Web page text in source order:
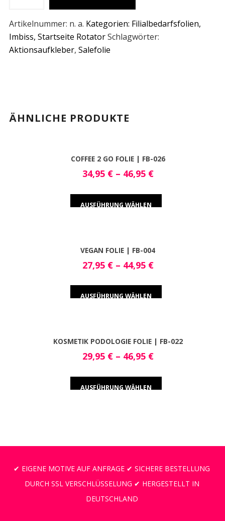
Artikelnummer: n. a. Kategorien: Filialbedarfsfolien,
Imbiss, Startseite RotatorSchlagwörter:
Aktionsaufkleber, Salefolie
ÄHNLICHE PRODUKTE
COFFEE 2 GO FOLIE | FB-026
34,95 €– 46,95 €
AUSFÜHRUNG WÄHLEN
VEGAN FOLIE | FB-004
27,95 €– 44,95 €
AUSFÜHRUNG WÄHLEN
KOSMETIK PODOLOGIE FOLIE | FB-022
29,95 €– 46,95 €
AUSFÜHRUNG WÄHLEN
✔ EIGENE MOTIVE AUF ANFRAGE ✔ SICHERE BESTELLUNG
DURCH SSL VERSCHLÜSSELUNG ✔ HERGESTELLT IN
DEUTSCHLAND